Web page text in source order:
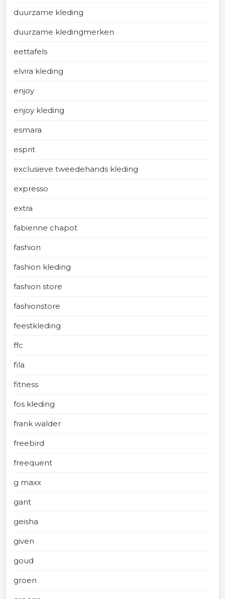
duurzame kleding
duurzame kledingmerken
eettafels
elvira kleding
enjoy
enjoy kleding
esmara
esprit
exclusieve tweedehands kleding
expresso
extra
fabienne chapot
fashion
fashion kleding
fashion store
fashionstore
feestkleding
ffc
fila
fitness
fos kleding
frank walder
freebird
freequent
g maxx
gant
geisha
given
goud
groen